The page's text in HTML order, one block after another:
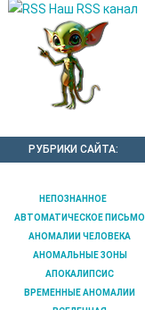
Наш RSS канал
РУБРИКИ САЙТА:
НЕПОЗНАННОЕ
АВТОМАТИЧЕСКОЕ ПИСЬМО
АНОМАЛИИ ЧЕЛОВЕКА
АНОМАЛЬНЫЕ ЗОНЫ
АПОКАЛИПСИС
ВРЕМЕННЫЕ АНОМАЛИИ